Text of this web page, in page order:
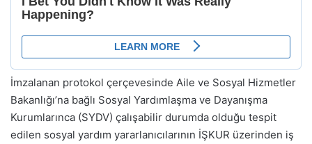
İmzalanan protokol çerçevesinde Aile ve Sosyal Hizmetler
Bakanlığı’na bağlı Sosyal Yardımlaşma ve Dayanışma
Kurumlarınca (SYDV) çalışabilir durumda olduğu tespit
edilen sosyal yardım yararlanıcılarının İŞKUR üzerinden iş